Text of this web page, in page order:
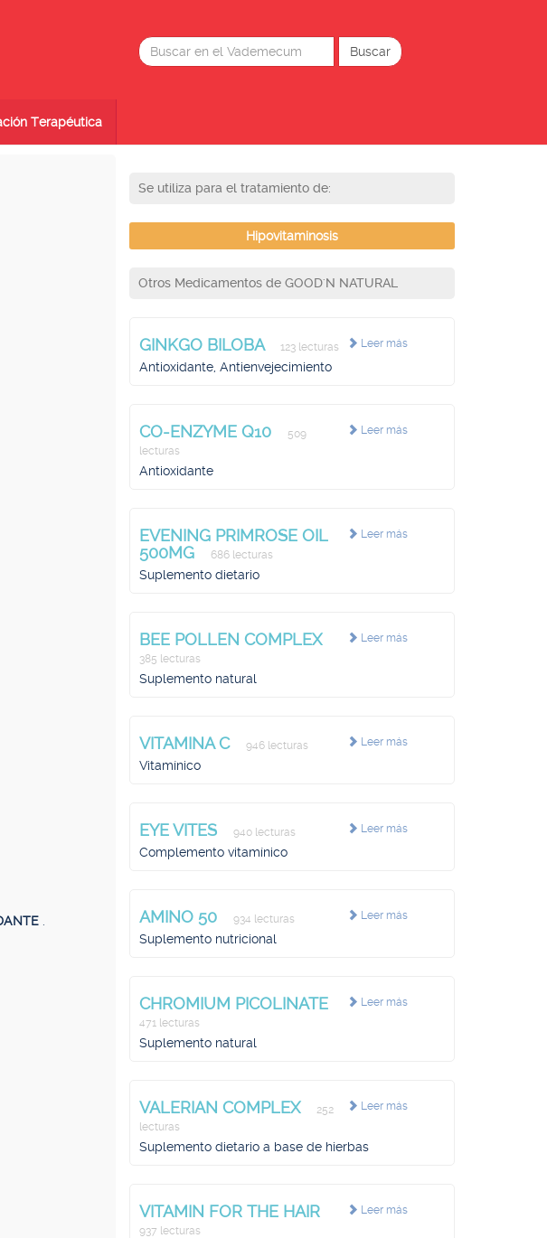
Terapéutica
Se utiliza para el tratamiento de:
Hipovitaminosis
Otros Medicamentos de GOOD'N NATURAL
Leer más
GINKGO BILOBA 123 lecturas
Antioxidante, Antienvejecimiento
Leer más
CO-ENZYME Q10
509
lecturas
Antioxidante
Leer más
EVENING PRIMROSE OIL
500MG
686 lecturas
Suplemento dietario
Leer más
BEE POLLEN COMPLEX
385 lecturas
Suplemento natural
Leer más
VITAMINA C 946 lecturas
Vitamínico
Leer más
EYE VITES 940 lecturas
Complemento vitamínico
Leer más
AMINO 50 934 lecturas
Suplemento nutricional
Leer más
CHROMIUM PICOLINATE
471 lecturas
Suplemento natural
Leer más
VALERIAN COMPLEX
252
lecturas
Suplemento dietario a base de hierbas
Leer más
VITAMIN FOR THE HAIR
937 lecturas